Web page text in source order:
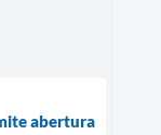
abertura